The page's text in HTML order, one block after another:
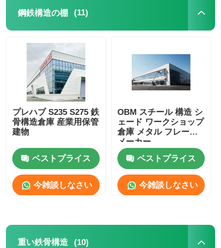
鋼鉄構造の棚 (11)
プレハブ S235 S275 鉄
骨構造倉庫 産業用保管
建物
ベストプライス
今雑談しなさい
OBM スチール 構造 シ
ェード ワークショップ
倉庫 メタル フレーム
メーカー
ベストプライス
今雑談しなさい
重い鉄骨構造 (10)